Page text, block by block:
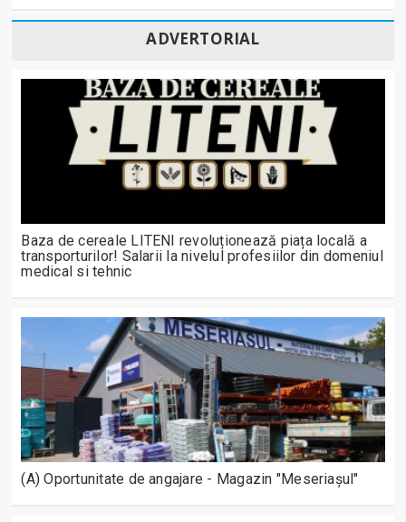
ADVERTORIAL
Baza de cereale LITENI revoluționează piața locală a
transporturilor! Salarii la nivelul profesiilor din domeniul
medical si tehnic
(A) Oportunitate de angajare - Magazin "Meseriașul"